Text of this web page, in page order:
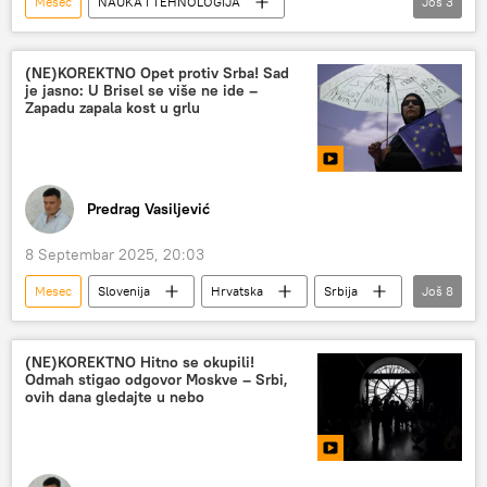
Nauka i tehnologija
otkriće Društvo
(NE)KOREKTNO Opet protiv Srba! Sad
je jasno: U Brisel se više ne ide –
Zapadu zapala kost u grlu
Predrag Vasiljević
8 Septembar 2025, 20:03
Mesec Slovenija Hrvatska
Srbija
Viktor Orban
Evropska unija (EU)
Vladimir Putin
Rusija
Donald Tramp
G20
Evropsko prvenstvo u košarci
Još 8
(NE)KOREKTNO Hitno se okupili!
Odmah stigao odgovor Moskve – Srbi,
ovih dana gledajte u nebo